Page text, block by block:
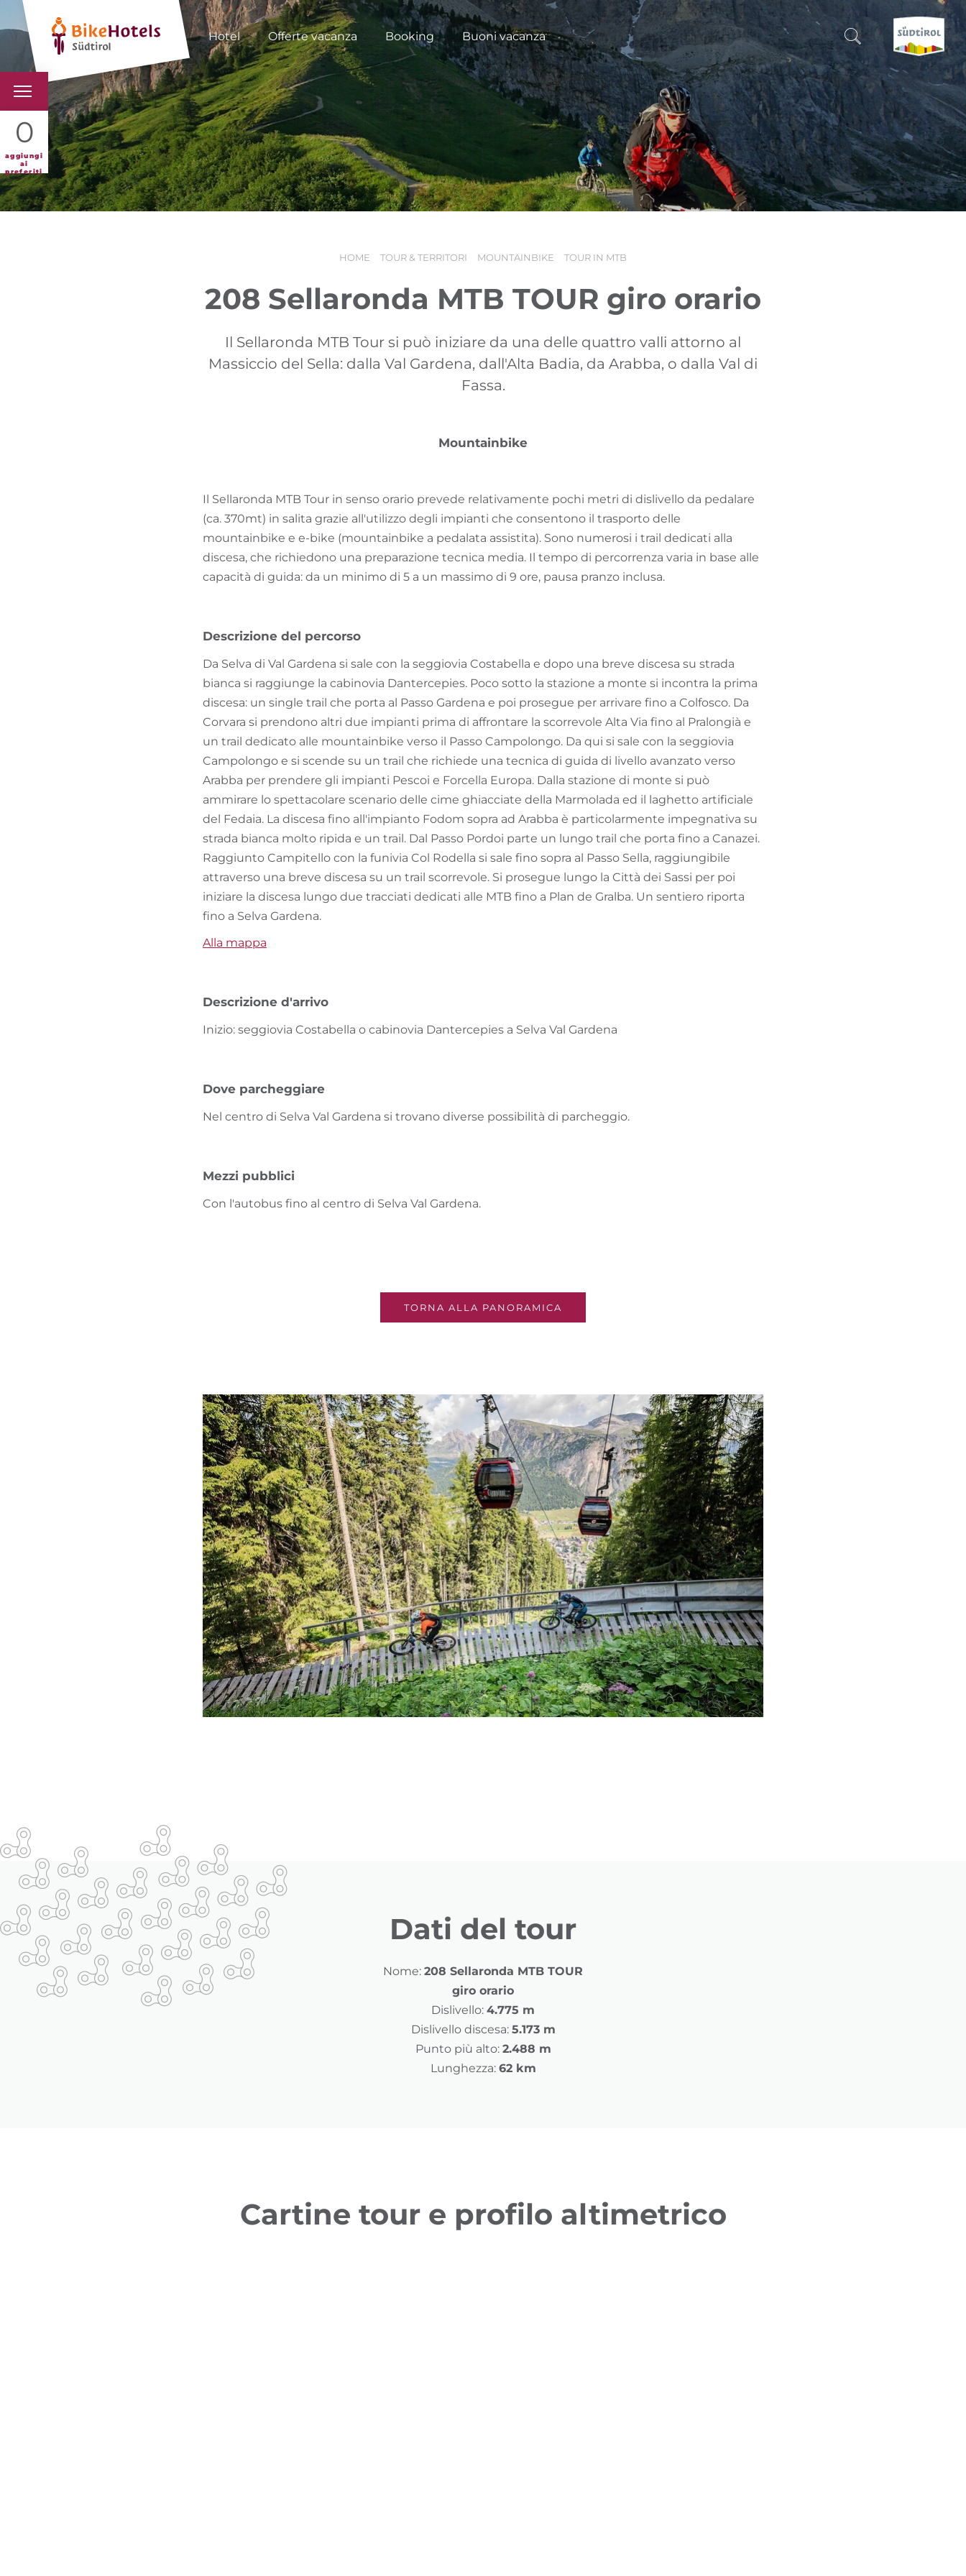
Hotel Offerte vacanza Booking Buoni vacanza
0
aggiungi
ai
preferiti
BIKEHOTELS
HOTELS & PACCHETTI
TOUR & TERRITORI
CERCA E PRENOTA
SCOPRI L'ALTO ADIGE
QUANDO?
-
HOME TOUR & TERRITORI MOUNTAINBIKE TOUR IN MTB
208 Sellaronda MTB TOUR giro orario
Il Sellaronda MTB Tour si può iniziare da una delle quattro valli attorno al
Massiccio del Sella: dalla Val Gardena, dall'Alta Badia, da Arabba, o dalla Val di
Fassa.
Mountainbike
Il Sellaronda MTB Tour in senso orario prevede relativamente pochi metri di dislivello da pedalare
(ca. 370mt) in salita grazie all'utilizzo degli impianti che consentono il trasporto delle
mountainbike e e-bike (mountainbike a pedalata assistita). Sono numerosi i trail dedicati alla
discesa, che richiedono una preparazione tecnica media. Il tempo di percorrenza varia in base alle
capacità di guida: da un minimo di 5 a un massimo di 9 ore, pausa pranzo inclusa.
Descrizione del percorso
Da Selva di Val Gardena si sale con la seggiovia Costabella e dopo una breve discesa su strada
bianca si raggiunge la cabinovia Dantercepies. Poco sotto la stazione a monte si incontra la prima
discesa: un single trail che porta al Passo Gardena e poi prosegue per arrivare fino a Colfosco. Da
Corvara si prendono altri due impianti prima di affrontare la scorrevole Alta Via fino al Pralongià e
un trail dedicato alle mountainbike verso il Passo Campolongo. Da qui si sale con la seggiovia
Campolongo e si scende su un trail che richiede una tecnica di guida di livello avanzato verso
Arabba per prendere gli impianti Pescoi e Forcella Europa. Dalla stazione di monte si può
ammirare lo spettacolare scenario delle cime ghiacciate della Marmolada ed il laghetto artificiale
del Fedaia. La discesa fino all'impianto Fodom sopra ad Arabba è particolarmente impegnativa su
strada bianca molto ripida e un trail. Dal Passo Pordoi parte un lungo trail che porta fino a Canazei.
Raggiunto Campitello con la funivia Col Rodella si sale fino sopra al Passo Sella, raggiungibile
attraverso una breve discesa su un trail scorrevole. Si prosegue lungo la Città dei Sassi per poi
iniziare la discesa lungo due tracciati dedicati alle MTB fino a Plan de Gralba. Un sentiero riporta
fino a Selva Gardena.
Alla mappa
Descrizione d'arrivo
Inizio: seggiovia Costabella o cabinovia Dantercepies a Selva Val Gardena
Dove parcheggiare
Nel centro di Selva Val Gardena si trovano diverse possibilità di parcheggio.
Mezzi pubblici
Con l'autobus fino al centro di Selva Val Gardena.
TORNA ALLA PANORAMICA
Dati del tour
Nome: 208 Sellaronda MTB TOUR
giro orario
Dislivello: 4.775 m
Dislivello discesa: 5.173 m
Punto più alto: 2.488 m
Lunghezza: 62 km
Cartine tour e profilo altimetrico